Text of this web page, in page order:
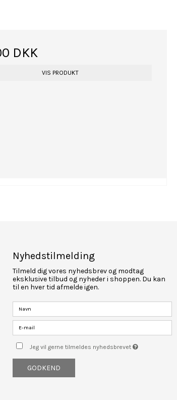
DKK
VIS PRODUKT
Nyhedstilmelding
Tilmeld dig vores nyhedsbrev og modtag
eksklusive tilbud og nyheder i shoppen. Du kan
til en hver tid afmelde igen.
Jeg vil gerne tilmeldes nyhedsbrevet
GODKEND